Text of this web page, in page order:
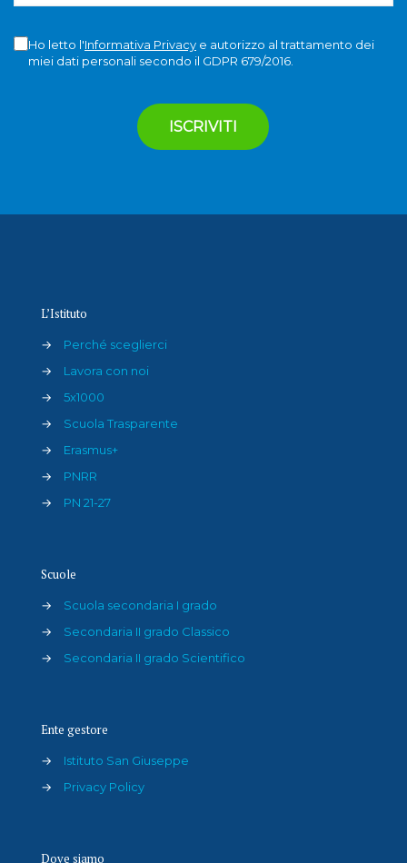
Ho letto l'Informativa Privacye autorizzo al trattamento dei
miei dati personali secondo il GDPR 679/2016.
L’Istituto
→
Perché sceglierci
→
Lavora con noi
→
5x1000
→
Scuola Trasparente
→
Erasmus+
→
PNRR
→
PN 21-27
Scuole
→
Scuola secondaria I grado
→
Secondaria II grado Classico
→
Secondaria II grado Scientifico
Ente gestore
→
Istituto San Giuseppe
→
Privacy Policy
Dove siamo